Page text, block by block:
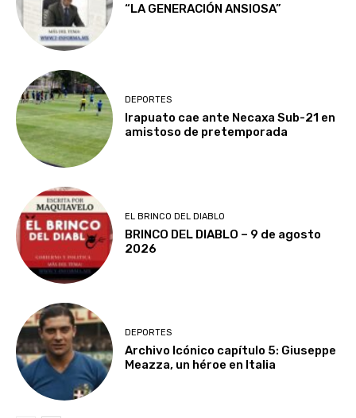
“LA GENERACIÓN ANSIOSA”
DEPORTES
Irapuato cae ante Necaxa Sub-21 en
amistoso de pretemporada
EL BRINCO DEL DIABLO
BRINCO DEL DIABLO – 9 de agosto
2026
DEPORTES
Archivo Icónico capítulo 5: Giuseppe
Meazza, un héroe en Italia